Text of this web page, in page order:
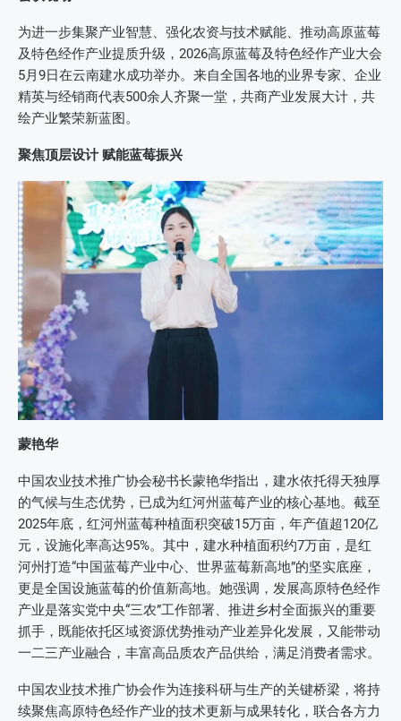
为进一步集聚产业智慧、强化农资与技术赋能、推动高原蓝莓
及特色经作产业提质升级，2026高原蓝莓及特色经作产业大会
5月9日在云南建水成功举办。来自全国各地的业界专家、企业
精英与经销商代表500余人齐聚一堂，共商产业发展大计，共
绘产业繁荣新蓝图。
聚焦顶层设计 赋能蓝莓振兴
蒙艳华
中国农业技术推广协会秘书长蒙艳华指出，建水依托得天独厚
的气候与生态优势，已成为红河州蓝莓产业的核心基地。截至
2025年底，红河州蓝莓种植面积突破15万亩，年产值超120亿
元，设施化率高达95%。其中，建水种植面积约7万亩，是红
河州打造“中国蓝莓产业中心、世界蓝莓新高地”的坚实底座，
更是全国设施蓝莓的价值新高地。她强调，发展高原特色经作
产业是落实党中央“三农”工作部署、推进乡村全面振兴的重要
抓手，既能依托区域资源优势推动产业差异化发展，又能带动
一二三产业融合，丰富高品质农产品供给，满足消费者需求。
中国农业技术推广协会作为连接科研与生产的关键桥梁，将持
续聚焦高原特色经作产业的技术更新与成果转化，联合各方力